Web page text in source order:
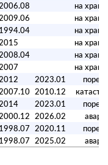
на
на
1994.04
на
на
на
на
2023.01
2010.12
2023.01
2026.02
1998.07 2020.11
1998.07 2025.02